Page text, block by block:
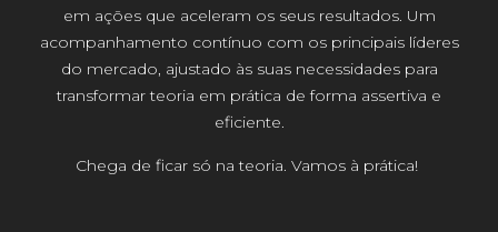
em ações que aceleram os seus resultados. Um
acompanhamento contínuo com os principais líderes
do mercado, ajustado às suas necessidades para
transformar teoria em prática de forma assertiva e
eficiente.
Chega de ficar só na teoria. Vamos à prática!